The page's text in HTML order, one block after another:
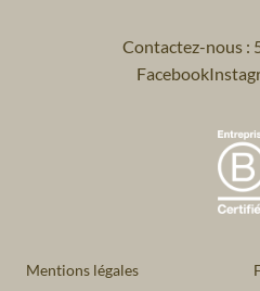
Contactez-nous :
Facebook
Mentions légales